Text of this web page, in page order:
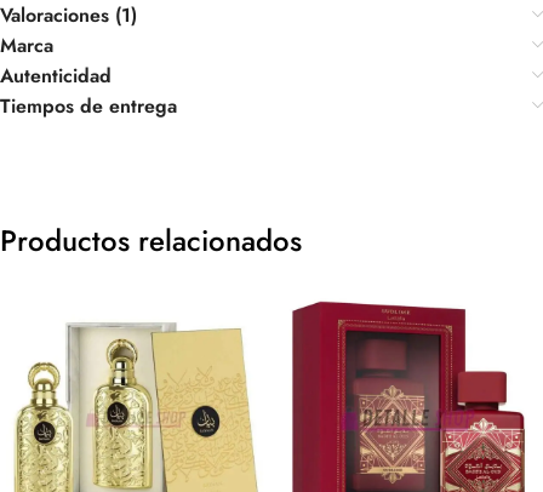
Valoraciones (1)
Marca
Autenticidad
Tiempos de entrega
Productos relacionados